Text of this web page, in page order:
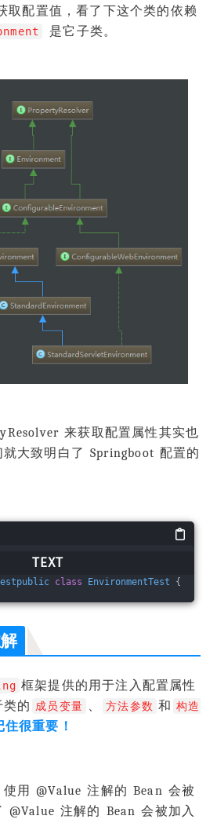
取配置值，看了下这个类的依赖
是它子类。
来获取配置属性其实也
大致明白了 Springboot 配置的
class EnvironmentTest {
框架提供的用于注入配置属性
的 成员变量 、 方法参数 和 构造
住很重要！
用 @Value 注解的 Bean 会被
@Value 注解的 Bean 会被加入